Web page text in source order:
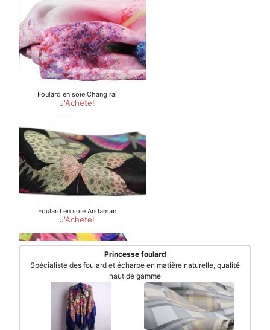
Princesse foulard
Spécialiste des foulard et écharpe en matière naturelle, qualité
haut de gamme